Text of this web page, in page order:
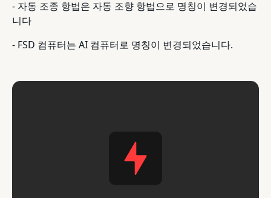
- 자동 조종 항법은 자동 조향 항법으로 명칭이 변경되었습
니다
- FSD 컴퓨터는 AI 컴퓨터로 명칭이 변경되었습니다.